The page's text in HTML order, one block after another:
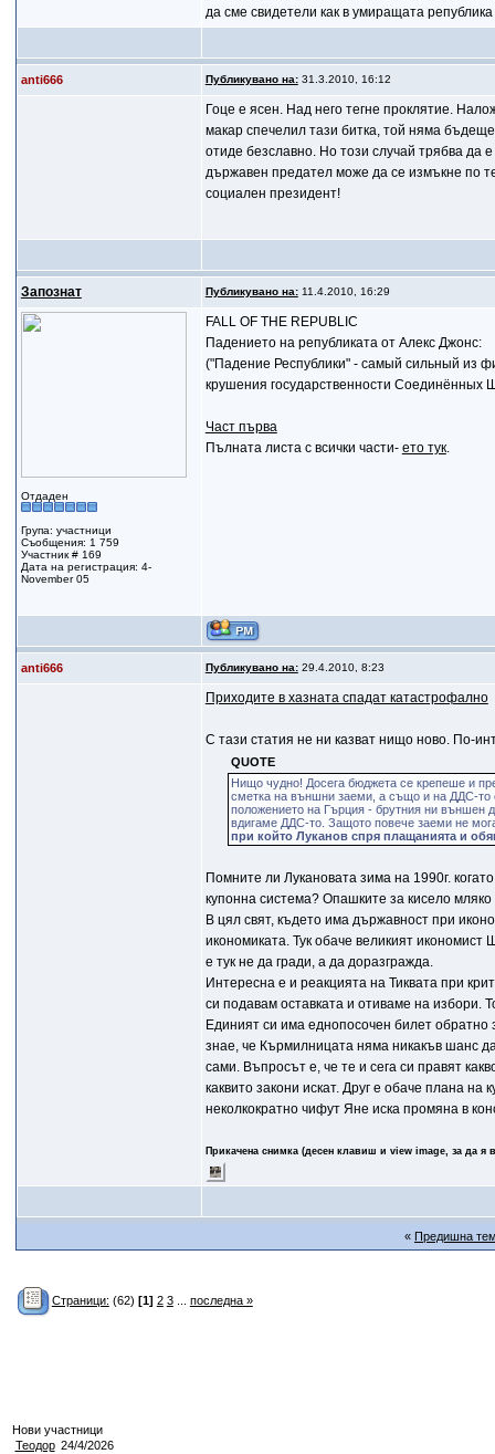
да сме свидетели как в умиращата
anti666 Публикувано на:31.3.2010, 16:12
Гоце е ясен. Над него тегне проклятие.
макар спечелил тази битка, той няма
отиде безславно. Но този случай трябва да
държавен предател може да се измъкне по
социален президент!
Запознат Публикувано на:11.4.2010, 16:29
Отдаден
Група: участници
Съобщения: 1 759
Участник # 169
Дата на регистрация: 4-
November 05
FALL OF THE REPUBLIC
Падението на републиката от Алекс Джонс:
("Падение Республики" - самый сильный из
крушения государственности Соединённых
Част първа
Пълната листа с всички части- ето тук.
anti666 Публикувано на:29.4.2010, 8:23
Приходите в хазната спадат катастрофално
С тази статия не ни казват нищо ново. По-
QUOTE
Нищо чудно! Досега бюджета се крепеше и
сметка на външни заеми, а също и на ДДС-то
положението на Гърция - брутния ни външен
вдигаме ДДС-то. Защото повече заеми не
при който Луканов спря плащанията и
Помните ли Лукановата зима на 1990г.
купонна система? Опашките за кисело
В цял свят, където има държавност при
икономиката. Тук обаче великият
е тук не да гради, а да доразгражда.
Интересна е и реакцията на Тиквата при
си подавам оставката и отиваме на избори.
Единият си има еднопосочен билет
знае, че Кърмилницата няма никакъв шанс
сами. Въпросът е, че те и сега си правят
каквито закони искат. Друг е обаче плана
неколкократно чифут Яне иска промяна в
Прикачена снимка (десен клавиш и view image, за да я
« Предишна
Страници: (62) [1] 2 3... последна »
Нови участници
Теодор 24/4/2026